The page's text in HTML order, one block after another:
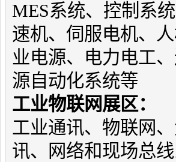
MES系统、控制系
速机、伺服电机、
业电源、电力电工
源自动化系统等
工业物联网展区：
工业通讯、物联网
讯、网络和现场总